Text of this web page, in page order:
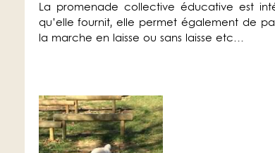
La promenade collective éducative est
qu’elle fournit, elle permet également de
la marche en laisse ou sans laisse etc…